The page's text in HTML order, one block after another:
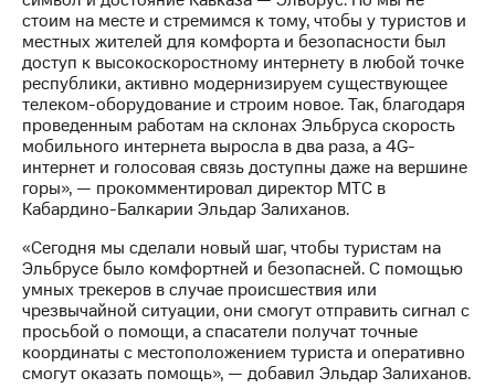
акций
Описание
Программа
приобретения
Порядок
выкупа
акций
Дивиденды
Рынок
облигаций
Описание
Еврооблигации-2023
Уведомление
о
погашении
именных
стоим на месте и стремимся к тому, чтобы у туристов и
местных жителей для комфорта и безопасности был
доступ к высокоскоростному интернету в любой точке
республики, активно модернизируем существующее
телеком-оборудование и строим новое. Так, благодаря
проведенным работам на склонах Эльбруса скорость
мобильного интернета выросла в два раза, а 4G-
интернет и голосовая связь доступны даже на вершине
горы», — прокомментировал директор МТС в
Кабардино-Балкарии Эльдар Залиханов.
«Сегодня мы сделали новый шаг, чтобы туристам на
Эльбрусе было комфортней и безопасней. С помощью
умных трекеров в случае происшествия или
чрезвычайной ситуации, они смогут отправить сигнал с
просьбой о помощи, а спасатели получат точные
координаты с местоположением туриста и оперативно
смогут оказать помощь», — добавил Эльдар Залиханов.